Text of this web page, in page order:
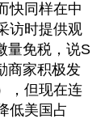
快同样在中
访时提供观
量免税，说S
商家积极发
，但现在连
低美国占